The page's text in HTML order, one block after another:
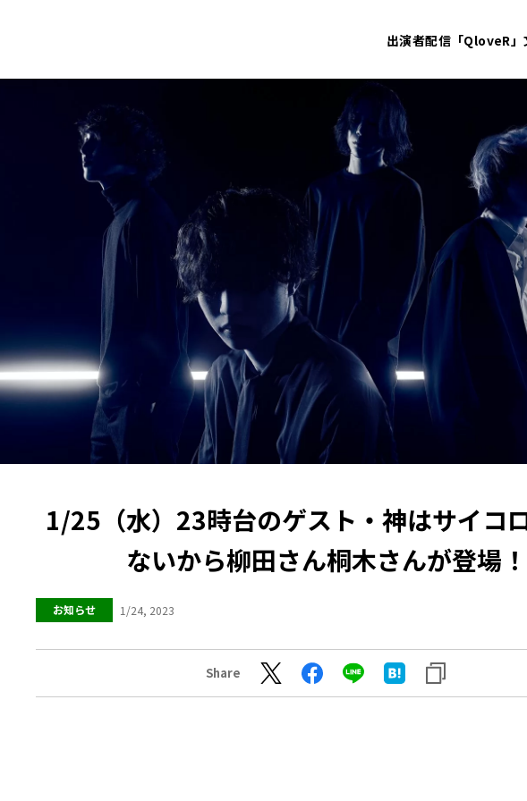
出演者配信「QloveR」
1/25（水）23時台のゲスト・神はサイコ
ないから柳田さん桐木さんが登場！
お知らせ 1/24, 2023
Share